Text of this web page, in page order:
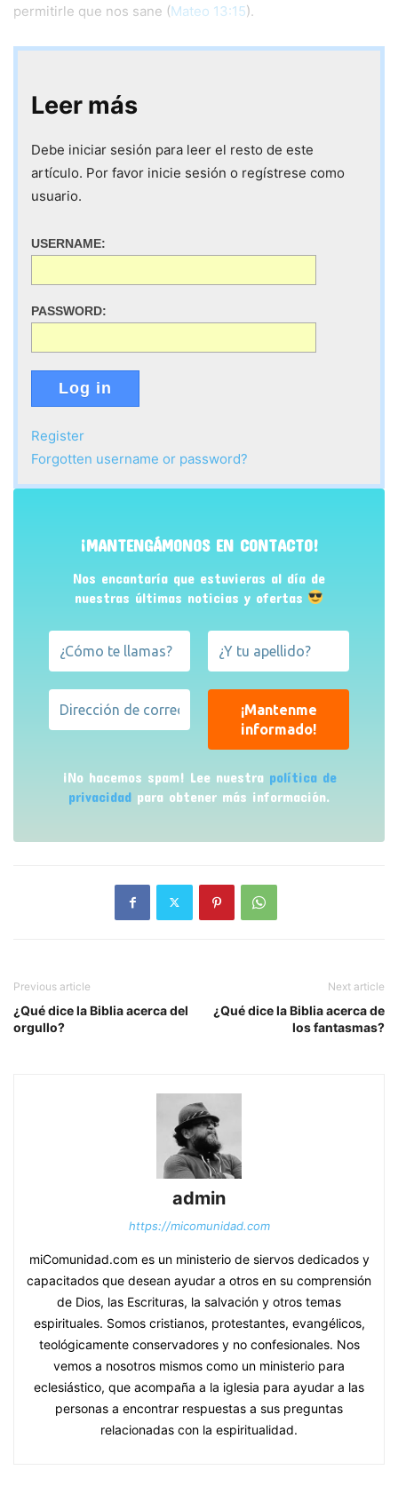
permitirle que nos sane (Mateo 13:15).
Leer más
Debe iniciar sesión para leer el resto de este
artículo. Por favor inicie sesión o regístrese como
usuario.
USERNAME:
PASSWORD:
Log in
Register
Forgotten username or password?
¡MANTENGÁMONOS EN CONTACTO!
Nos encantaría que estuvieras al día de
nuestras últimas noticias y ofertas
¡No hacemos spam! Lee nuestra política de
privacidad para obtener más información.
Previous article
¿Qué dice la Biblia acerca del
orgullo?
Next article
¿Qué dice la Biblia acerca de
los fantasmas?
admin
https://micomunidad.com
miComunidad.com es un ministerio de siervos dedicados y
capacitados que desean ayudar a otros en su comprensión
de Dios, las Escrituras, la salvación y otros temas
espirituales. Somos cristianos, protestantes, evangélicos,
teológicamente conservadores y no confesionales. Nos
vemos a nosotros mismos como un ministerio para
eclesiástico, que acompaña a la iglesia para ayudar a las
personas a encontrar respuestas a sus preguntas
relacionadas con la espiritualidad.